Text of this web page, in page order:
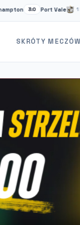
3:0 Port Vale 1H
SKRÓTY MECZÓW